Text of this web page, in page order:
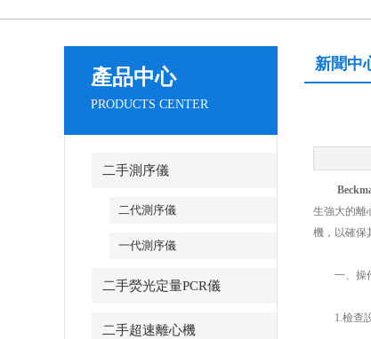
產品中心
PRODUCTS CENTER
二手測序儀
二代測序儀
一代測序儀
二手熒光定量PCR儀
二手超速離心機
新聞中
生強大的離
機，以確保
一、操作
1.檢查設